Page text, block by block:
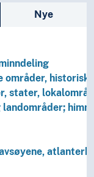
på ulike
Nye
områder,
stater,